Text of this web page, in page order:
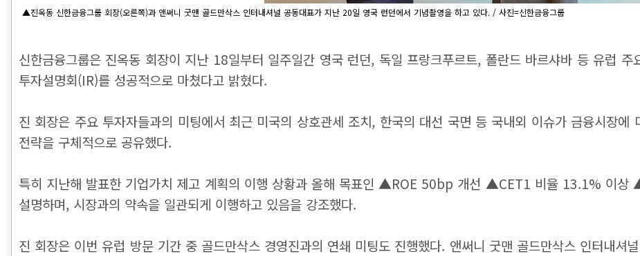
▲진옥동 신한금융그룹 회장(오른쪽)과 앤써니 굿맨 골드만삭스 인터내셔널 공동대표가 지난 20일 영국 런던에서 기념촬영을 하고 있다. / 사진=신한금융그룹
신한금융그룹은 진옥동 회장이 지난 18일부터 일주일간 영국 런던, 독일 프랑크푸르트, 폴란드 바르샤바 등 유럽
투자설명회(IR)를 성공적으로 마쳤다고 밝혔다.
진 회장은 주요 투자자들과의 미팅에서 최근 미국의 상호관세 조치, 한국의 대선 국면 등 국내외 이슈가 금융시장
전략을 구체적으로 공유했다.
특히 지난해 발표한 기업가치 제고 계획의 이행 상황과 올해 목표인 ▲ROE 50bp 개선 ▲CET1 비율 13.1% 이상
설명하며, 시장과의 약속을 일관되게 이행하고 있음을 강조했다.
진 회장은 이번 유럽 방문 기간 중 골드만삭스 경영진과의 연쇄 미팅도 진행했다. 앤써니 굿맨 골드만삭스 인터내셔